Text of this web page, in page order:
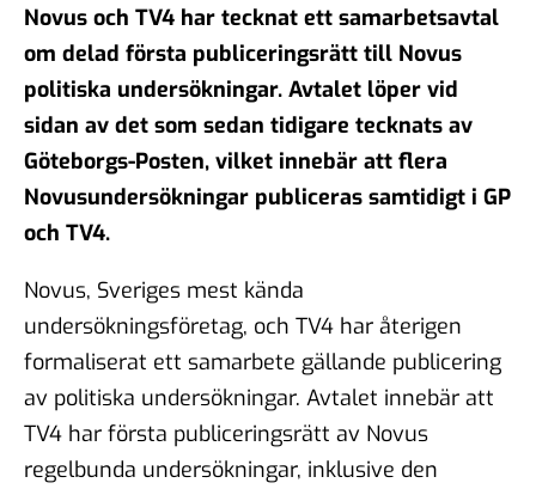
Novus och TV4 har tecknat ett samarbetsavtal
om delad första publiceringsrätt till Novus
politiska undersökningar. Avtalet löper vid
sidan av det som sedan tidigare tecknats av
Göteborgs-Posten, vilket innebär att flera
Novusundersökningar publiceras samtidigt i GP
och TV4.
Novus, Sveriges mest kända
undersökningsföretag, och TV4 har återigen
formaliserat ett samarbete gällande publicering
av politiska undersökningar. Avtalet innebär att
TV4 har första publiceringsrätt av Novus
regelbunda undersökningar, inklusive den